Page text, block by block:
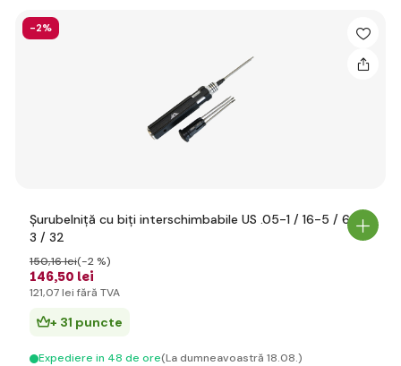
-2%
Șurubelniță cu biți interschimbabile US .05-1 / 16-5 / 64-
3 / 32
146,50 lei
150,16 lei(-2 %)
121,07 lei fără TVA
+ 31 puncte
Expediere in 48 de ore(La dumneavoastră 18.08.)